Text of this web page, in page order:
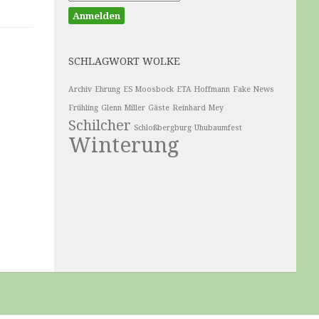
SCHLAGWORT WOLKE
Archiv Ehrung ES Moosbock ETA Hoffmann Fake News
Frühling Glenn Miller Gäste Reinhard Mey
Schilcher Schloßbergburg Uhubaumfest
Winterung